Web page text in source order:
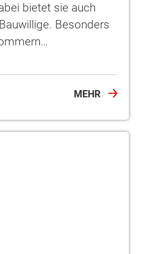
bietet sie auch
Besonders
MEHR